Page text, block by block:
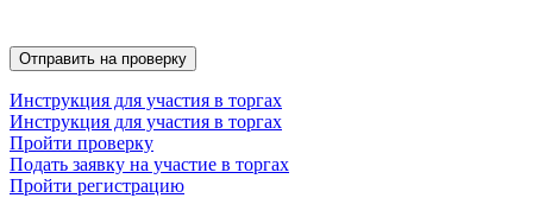
Инструкция для участия в торгах
Инструкция для участия в торгах
Пройти проверку
Подать заявку на участие в торгах
Пройти регистрацию